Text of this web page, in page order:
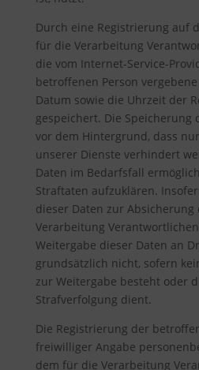
Durch eine Registrierung auf
für die Verarbeitung
die vom Internet-Service-
betroffenen Person vergebene
Datum sowie die Uhrzeit der
gespeichert. Die Speicherung
vor dem Hintergrund, dass
unserer Dienste verhindert
Daten im Bedarfsfall
Straftaten aufzuklären.
dieser Daten zur Absicherung
Verarbeitung
Weitergabe dieser Daten an
grundsätzlich nicht, sofern
zur Weitergabe besteht oder
Strafverfolgung dient.
Die Registrierung der
freiwilliger Angabe
dem für die Verarbeitung